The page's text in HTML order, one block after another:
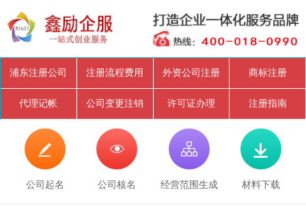
浦东注册公司 注册流程费用 外资公司注册 商标注册
代理记帐 公司变更注销 许可证办理 注册指南

公司起名

公司核名

经营范围生成

材料下载